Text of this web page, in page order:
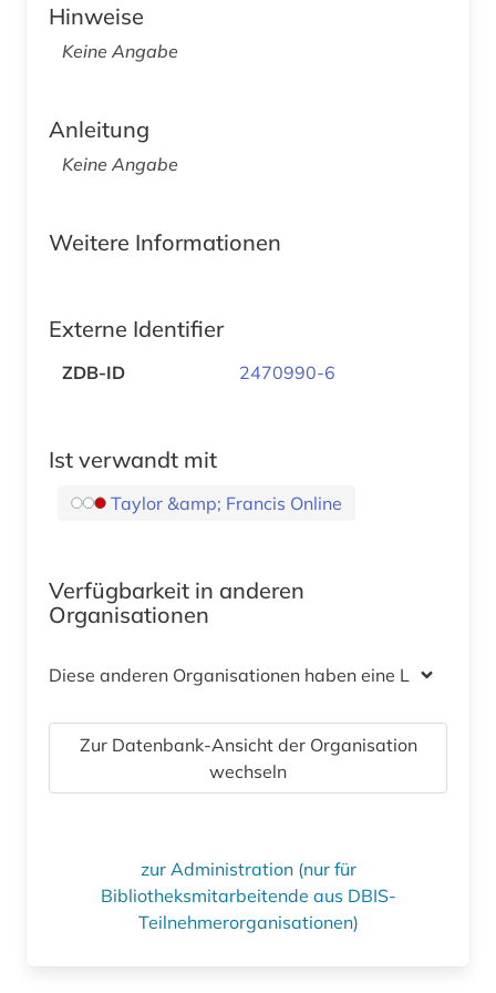
Hinweise
Keine Angabe
Anleitung
Keine Angabe
Weitere Informationen
Externe Identifier
ZDB-ID 2470990-6
Ist verwandt mit
Taylor &amp; Francis Online
Verfügbarkeit in anderen
Organisationen
Diese anderen Organisationen haben eine Lizenz
Zur Datenbank-Ansicht der Organisation
wechseln
zur Administration (nur für
Bibliotheksmitarbeitende aus DBIS-
Teilnehmerorganisationen)